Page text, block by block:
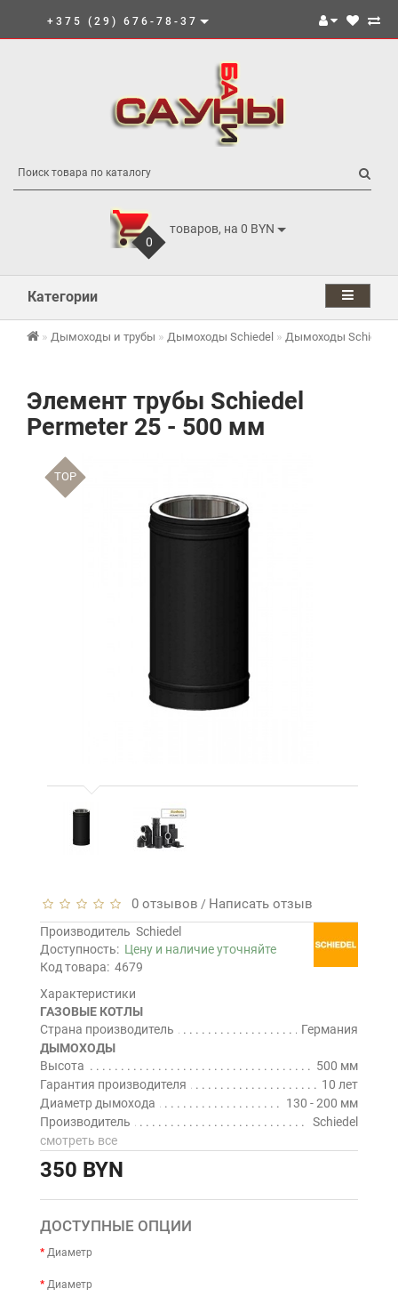
+375 (29) 676-78-37
0
товаров, на 0 BYN
Категории
Дымоходы и трубы Дымоходы Schiedel Дымоходы Schiedel
Элемент трубы Schiedel
Permeter 25 - 500 мм
TOP
0 отзывов / Написать отзыв
Производитель Schiedel
Доступность: Цену и наличие уточняйте
Код товара: 4679
Характеристики
ГАЗОВЫЕ КОТЛЫ
Страна производитель
Германия
ДЫМОХОДЫ
Высота
500 мм
Гарантия производителя
10 лет
Диаметр дымохода
130 - 200 мм
Производитель
Schiedel
смотреть все
350 BYN
ДОСТУПНЫЕ ОПЦИИ
Диаметр
Диаметр